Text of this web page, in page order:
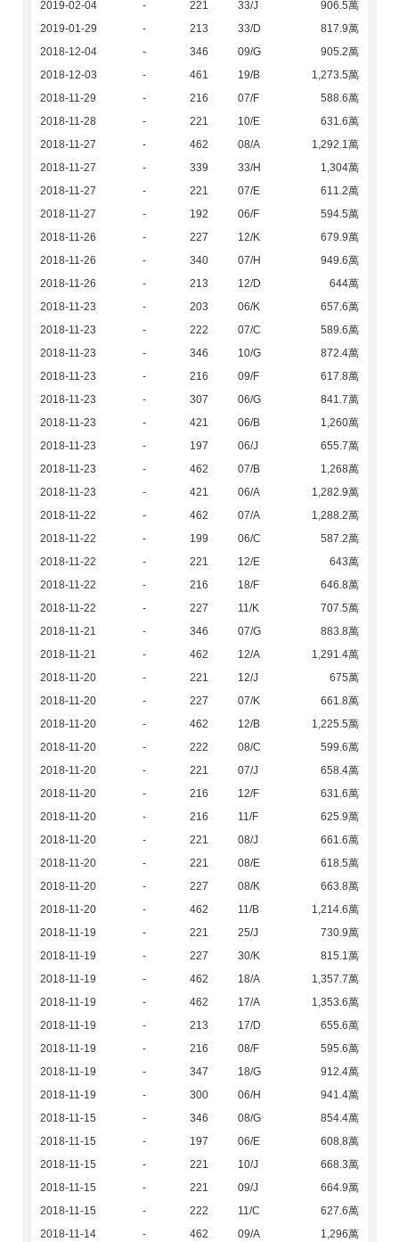
2019-02-04 - 221 33/J
906.5萬
2019-01-29
- 213 33/D
817.9萬
2018-12-04
- 346 09/G
905.2萬
2018-12-03
- 461 19/B
1,273.5萬
2018-11-29
- 216 07/F
588.6萬
2018-11-28
- 221 10/E
631.6萬
2018-11-27
- 462 08/A
1,292.1萬
2018-11-27
- 339 33/H
1,304萬
2018-11-27
- 221 07/E
611.2萬
2018-11-27
- 192 06/F
594.5萬
2018-11-26
- 227 12/K
679.9萬
2018-11-26
- 340 07/H
949.6萬
2018-11-26
- 213 12/D
644萬
2018-11-23
- 203 06/K
657.6萬
2018-11-23
- 222 07/C
589.6萬
2018-11-23
- 346 10/G
872.4萬
2018-11-23
- 216 09/F
617.8萬
2018-11-23
- 307 06/G
841.7萬
2018-11-23
- 421 06/B
1,260萬
2018-11-23
- 197 06/J
655.7萬
2018-11-23
- 462 07/B
1,268萬
2018-11-23
- 421 06/A
1,282.9萬
2018-11-22
- 462 07/A
1,288.2萬
2018-11-22
- 199 06/C
587.2萬
2018-11-22
- 221 12/E
643萬
2018-11-22
- 216 18/F
646.8萬
2018-11-22
- 227 11/K
707.5萬
2018-11-21
- 346 07/G
883.8萬
2018-11-21
- 462 12/A
1,291.4萬
2018-11-20
- 221 12/J
675萬
2018-11-20
- 227 07/K
661.8萬
2018-11-20
- 462 12/B
1,225.5萬
2018-11-20
- 222 08/C
599.6萬
2018-11-20
- 221 07/J
658.4萬
2018-11-20
- 216 12/F
631.6萬
2018-11-20
- 216 11/F
625.9萬
2018-11-20
- 221 08/J
661.6萬
2018-11-20
- 221 08/E
618.5萬
2018-11-20
- 227 08/K
663.8萬
2018-11-20
- 462 11/B
1,214.6萬
2018-11-19
- 221 25/J
730.9萬
2018-11-19
- 227 30/K
815.1萬
2018-11-19
- 462 18/A
1,357.7萬
2018-11-19
- 462 17/A
1,353.6萬
2018-11-19
- 213 17/D
655.6萬
2018-11-19
- 216 08/F
595.6萬
2018-11-19
- 347 18/G
912.4萬
2018-11-19
- 300 06/H
941.4萬
2018-11-15
- 346 08/G
854.4萬
2018-11-15
- 197 06/E
608.8萬
2018-11-15
- 221 10/J
668.3萬
2018-11-15
- 221 09/J
664.9萬
2018-11-15
- 222 11/C
627.6萬
2018-11-14
- 462 09/A
1,296萬